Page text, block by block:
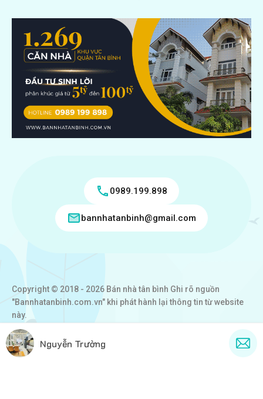
0989.199.898
bannhatanbinh@gmail.com
Copyright © 2018 - 2026 Bán nhà tân bình Ghi rõ nguồn
"Bannhatanbinh.com.vn" khi phát hành lại thông tin từ website
này.
Nguyễn Trường